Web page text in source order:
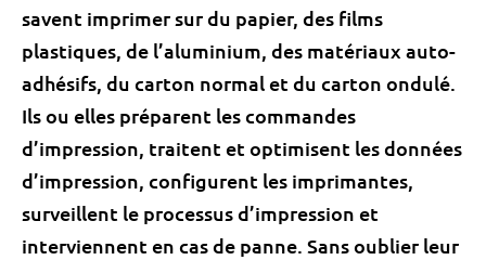
savent imprimer sur du papier, des films
plastiques, de l’aluminium, des matériaux auto-
adhésifs, du carton normal et du carton ondulé.
Ils ou elles préparent les commandes
d’impression, traitent et optimisent les données
d’impression, configurent les imprimantes,
surveillent le processus d’impression et
interviennent en cas de panne. Sans oublier leur